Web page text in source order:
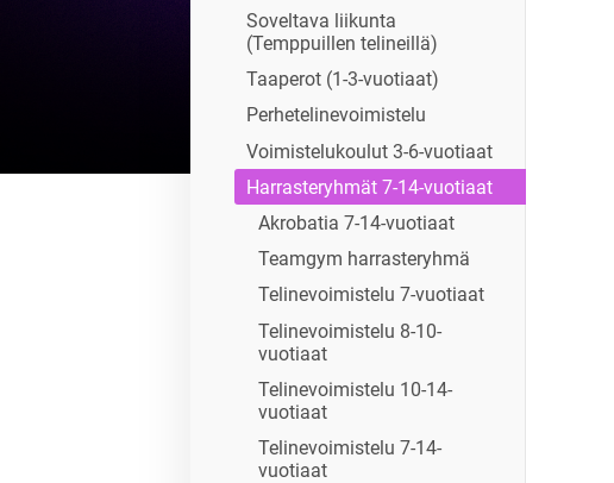
Soveltava liikunta
(Temppuillen telineillä)
Taaperot (1-3-vuotiaat)
Perhetelinevoimistelu
Voimistelukoulut 3-6-vuotiaat
Harrasteryhmät 7-14-vuotiaat
Akrobatia 7-14-vuotiaat
Teamgym harrasteryhmä
Telinevoimistelu 7-vuotiaat
Telinevoimistelu 8-10-
vuotiaat
Telinevoimistelu 10-14-
vuotiaat
Telinevoimistelu 7-14-
vuotiaat